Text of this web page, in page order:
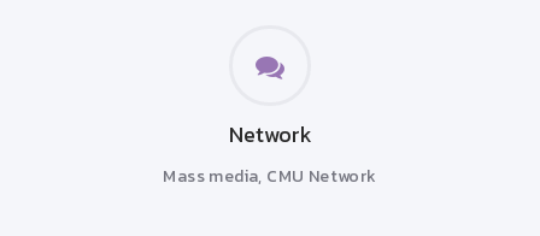
Network
Mass media, CMU Network